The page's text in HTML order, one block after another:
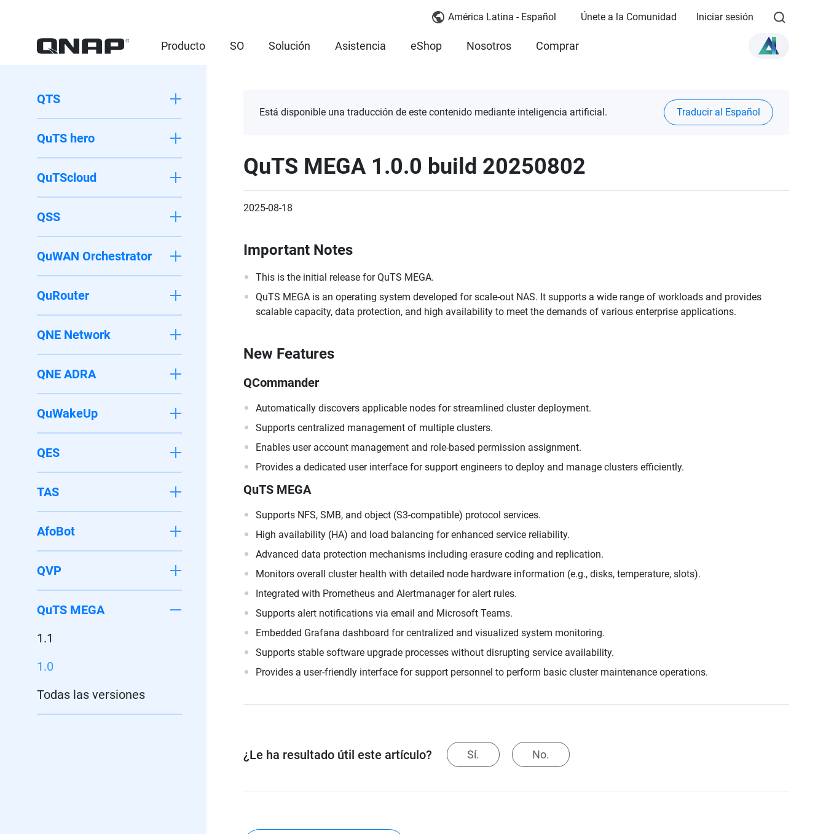
América Latina - Español Únete a la Comunidad Iniciar sesión
Producto SO Solución Asistencia eShop Nosotros Comprar
QTS
QuTS hero
QuTScloud
QSS
QuWAN Orchestrator
QuRouter
QNE Network
QNE ADRA
QuWakeUp
QES
TAS
AfoBot
QVP
QuTS MEGA
1.1
1.0
Todas las versiones
Está disponible una traducción de este contenido mediante inteligencia artificial. Traducir al Español
QuTS MEGA 1.0.0 build 20250802
2025-08-18
Important Notes
This is the initial release for QuTS MEGA.
QuTS MEGA is an operating system developed for scale-out NAS. It supports a wide range of workloads and provides
scalable capacity, data protection, and high availability to meet the demands of various enterprise applications.
New Features
QCommander
Automatically discovers applicable nodes for streamlined cluster deployment.
Supports centralized management of multiple clusters.
Enables user account management and role-based permission assignment.
Provides a dedicated user interface for support engineers to deploy and manage clusters efficiently.
QuTS MEGA
Supports NFS, SMB, and object (S3-compatible) protocol services.
High availability (HA) and load balancing for enhanced service reliability.
Advanced data protection mechanisms including erasure coding and replication.
Monitors overall cluster health with detailed node hardware information (e.g., disks, temperature, slots).
Integrated with Prometheus and Alertmanager for alert rules.
Supports alert notifications via email and Microsoft Teams.
Embedded Grafana dashboard for centralized and visualized system monitoring.
Supports stable software upgrade processes without disrupting service availability.
Provides a user-friendly interface for support personnel to perform basic cluster maintenance operations.
¿Le ha resultado útil este artículo? Sí. No.